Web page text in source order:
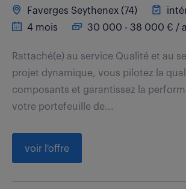
Faverges Seythenex (74)
4 mois
30 000 - 38 000 € /
Rattaché(e) au service Qualité et au
projet dynamique, vous pilotez la
composants et garantissez la
votre portefeuille de...
voir l'offre